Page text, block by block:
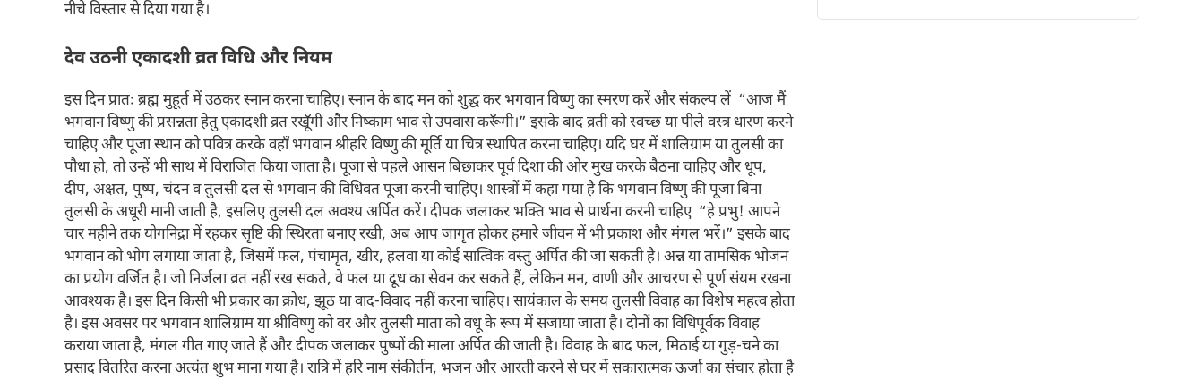
नीचे विस्तार से दिया गया है।​
देव उठनी एकादशी व्रत विधि और नियम
इस दिन प्रातः ब्रह्म मुहूर्त में उठकर स्नान करना चाहिए। स्नान के बाद मन को शुद्ध कर भगवान विष्णु का स्मरण करें और संकल्प लें “आज मैं
भगवान विष्णु की प्रसन्नता हेतु एकादशी व्रत रखूँगी और निष्काम भाव से उपवास करूँगी।” इसके बाद व्रती को स्वच्छ या पीले वस्त्र धारण करने
चाहिए और पूजा स्थान को पवित्र करके वहाँ भगवान श्रीहरि विष्णु की मूर्ति या चित्र स्थापित करना चाहिए। यदि घर में शालिग्राम या तुलसी का
पौधा हो, तो उन्हें भी साथ में विराजित किया जाता है। पूजा से पहले आसन बिछाकर पूर्व दिशा की ओर मुख करके बैठना चाहिए और धूप,
दीप, अक्षत, पुष्प, चंदन व तुलसी दल से भगवान की विधिवत पूजा करनी चाहिए। शास्त्रों में कहा गया है कि भगवान विष्णु की पूजा बिना
तुलसी के अधूरी मानी जाती है, इसलिए तुलसी दल अवश्य अर्पित करें। दीपक जलाकर भक्ति भाव से प्रार्थना करनी चाहिए “हे प्रभु! आपने
चार महीने तक योगनिद्रा में रहकर सृष्टि की स्थिरता बनाए रखी, अब आप जागृत होकर हमारे जीवन में भी प्रकाश और मंगल भरें।” इसके बाद
भगवान को भोग लगाया जाता है, जिसमें फल, पंचामृत, खीर, हलवा या कोई सात्विक वस्तु अर्पित की जा सकती है। अन्न या तामसिक भोजन
का प्रयोग वर्जित है। जो निर्जला व्रत नहीं रख सकते, वे फल या दूध का सेवन कर सकते हैं, लेकिन मन, वाणी और आचरण से पूर्ण संयम रखना
आवश्यक है। इस दिन किसी भी प्रकार का क्रोध, झूठ या वाद-विवाद नहीं करना चाहिए। सायंकाल के समय तुलसी विवाह का विशेष महत्व होता
है। इस अवसर पर भगवान शालिग्राम या श्रीविष्णु को वर और तुलसी माता को वधू के रूप में सजाया जाता है। दोनों का विधिपूर्वक विवाह
कराया जाता है, मंगल गीत गाए जाते हैं और दीपक जलाकर पुष्पों की माला अर्पित की जाती है। विवाह के बाद फल, मिठाई या गुड़-चने का
प्रसाद वितरित करना अत्यंत शुभ माना गया है। रात्रि में हरि नाम संकीर्तन, भजन और आरती करने से घर में सकारात्मक ऊर्जा का संचार होता है